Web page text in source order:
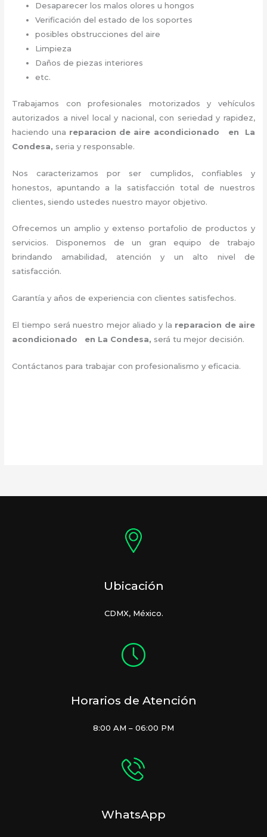
Desaparecer los malos olores u hongos
Verificación del estado de los soportes
posibles obstrucciones del aire
Limpieza
Daños de piezas interiores
etc.
Trabajamos con profesionales motorizados y vehículos
autorizados a nivel local y nacional, con seriedad y rapidez,
haciendo una reparacion de aire acondicionado en La
Condesa, seria y responsable.
Nos caracterizamos por ser cumplidos, confiables y
honestos, apuntando a la satisfacción total de nuestros
clientes, siendo ustedes nuestro mayor objetivo.
Ofrecemos un amplio y extenso portafolio de productos y
servicios. Disponemos de un gran equipo de trabajo
brindando amabilidad, atención y un alto nivel de
satisfacción.
Garantía y años de experiencia con clientes satisfechos.
El tiempo será nuestro mejor aliado y la reparacion de aire
acondicionado en La Condesa, será tu mejor decisión.
Contáctanos para trabajar con profesionalismo y eficacia.
Ubicación
CDMX, México.
Horarios de Atención
8:00 AM – 06:00 PM
WhatsApp